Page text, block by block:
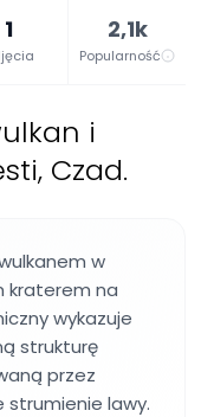
1 2,1k
Popularność
i
Czad.
w
kraterem na
wykazuje
strukturę
przez
strumienie lawy.